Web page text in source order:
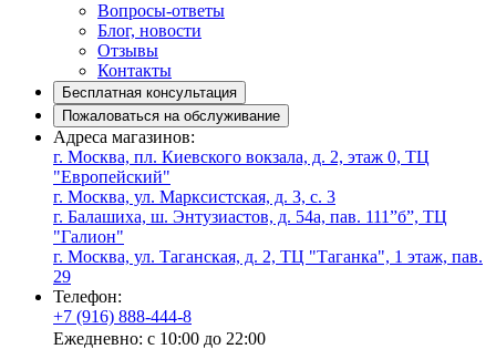
Вопросы-ответы
Блог, новости
Отзывы
Контакты
Бесплатная консультация
Пожаловаться на обслуживание
Адреса магазинов:
г. Москва, пл. Киевского вокзала, д. 2, этаж 0, ТЦ
"Европейский"
г. Москва, ул. Марксистская, д. 3, с. 3
г. Балашиха, ш. Энтузиастов, д. 54а, пав. 111”б”, ТЦ
"Галион"
г. Москва, ул. Таганская, д. 2, ТЦ "Таганка", 1 этаж, пав.
29
Телефон:
+7 (916) 888-444-8
Ежедневно: с 10:00 до 22:00